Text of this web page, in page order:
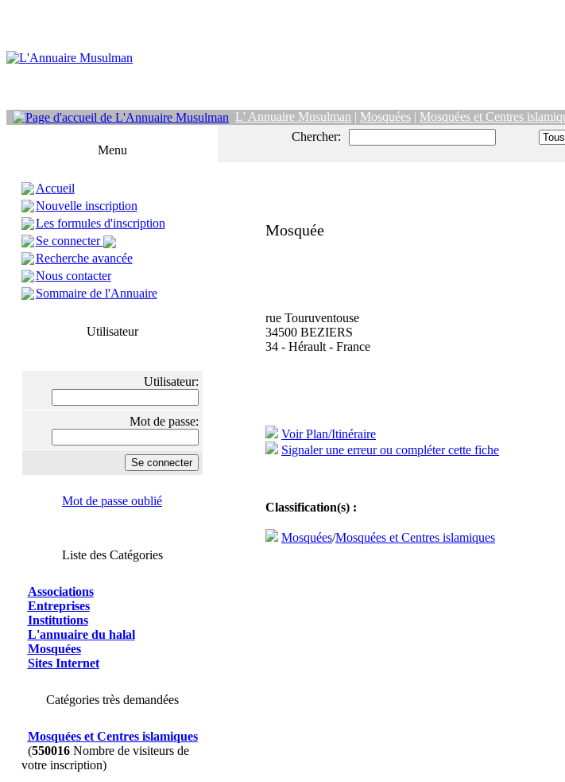
L' Annuaire Musulman | Mosquées | Mosquées et Centres
Menu
Accueil
Nouvelle inscription
Les formules d'inscription
Se connecter
Recherche avancée
Nous contacter
Sommaire de l'Annuaire
Utilisateur
Utilisateur:
Mot de passe:
Mot de passe oublié
Liste des Catégories
Associations
Entreprises
Institutions
L'annuaire du halal
Mosquées
Sites Internet
Catégories très demandées
Mosquées et Centres islamiques
(550016Nombre de visiteurs de
votre inscription)
Chercher:
Mosquée
rue Touruventouse
34500 BEZIERS
34 - Hérault - France
Voir Plan/Itinéraire
Signaler une erreur ou compléter cette fiche
Classification(s) :
Mosquées/Mosquées et Centres islamiques